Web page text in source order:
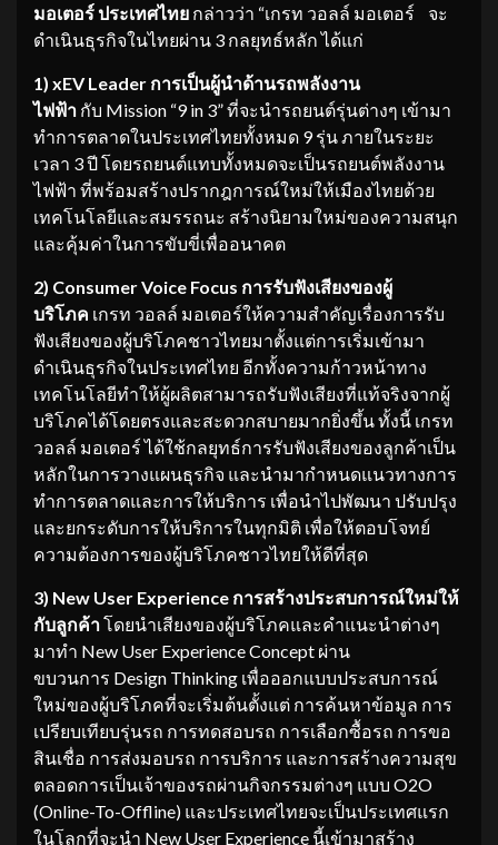
มอเตอร์ ประเทศไทย กล่าวว่า “เกรท วอลล์ มอเตอร์ จะ
ดำเนินธุรกิจในไทยผ่าน 3 กลยุทธ์หลัก ได้แก่
1) xEV Leader การเป็นผู้นำด้านรถพลังงาน
ไฟฟ้า กับ Mission “9 in 3” ที่จะนำรถยนต์รุ่นต่างๆ เข้ามา
ทำการตลาดในประเทศไทยทั้งหมด 9 รุ่น ภายในระยะ
เวลา 3 ปี โดยรถยนต์แทบทั้งหมดจะเป็นรถยนต์พลังงาน
ไฟฟ้า ที่พร้อมสร้างปรากฎการณ์ใหม่ให้เมืองไทยด้วย
เทคโนโลยีและสมรรถนะ สร้างนิยามใหม่ของความสนุก
และคุ้มค่าในการขับขี่เพื่ออนาคต
2) Consumer Voice Focus การรับฟังเสียงของผู้
บริโภค เกรท วอลล์ มอเตอร์ให้ความสำคัญเรื่องการรับ
ฟังเสียงของผู้บริโภคชาวไทยมาตั้งแต่การเริ่มเข้ามา
ดำเนินธุรกิจในประเทศไทย อีกทั้งความก้าวหน้าทาง
เทคโนโลยีทำให้ผู้ผลิตสามารถรับฟังเสียงที่แท้จริงจากผู้
บริโภคได้โดยตรงและสะดวกสบายมากยิ่งขึ้น ทั้งนี้ เกรท
วอลล์ มอเตอร์ ได้ใช้กลยุทธ์การรับฟังเสียงของลูกค้าเป็น
หลักในการวางแผนธุรกิจ และนำมากำหนดแนวทางการ
ทำการตลาดและการให้บริการ เพื่อนำไปพัฒนา ปรับปรุง
และยกระดับการให้บริการในทุกมิติ เพื่อให้ตอบโจทย์
ความต้องการของผู้บริโภคชาวไทยให้ดีที่สุด
3) New User Experience การสร้างประสบการณ์ใหม่ให้
กับลูกค้าโดยนำเสียงของผู้บริโภคและคำแนะนำต่างๆ
มาทำ New User Experience Concept ผ่าน
ขบวนการ Design Thinking เพื่อออกแบบประสบการณ์
ใหม่ของผู้บริโภคที่จะเริ่มต้นตั้งแต่ การค้นหาข้อมูล การ
เปรียบเทียบรุ่นรถ การทดสอบรถ การเลือกซื้อรถ การขอ
สินเชื่อ การส่งมอบรถ การบริการ และการสร้างความสุข
ตลอดการเป็นเจ้าของรถผ่านกิจกรรมต่างๆ แบบ O2O
(Online-To-Offline) และประเทศไทยจะเป็นประเทศแรก
ในโลกที่จะนำ New User Experience นี้เข้ามาสร้าง